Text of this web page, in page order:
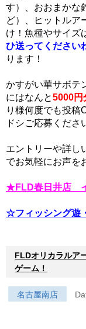
す）、おおまかな
ど）、ヒットルア
け！魚種やサイズ
ひ送ってください
ります！
かすがい華サボテ
にはなんと5000円
り様何度でも投稿
ドシご応募くださ
エントリーや詳し
でお気軽にお声を
★FLD春日井店
☆フィッシング遊
FLDオリカラルア
ゲーム！
名古屋南店